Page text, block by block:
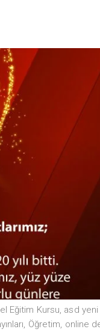
Eğitim Kursu, asd yeni
, Öğretim, online